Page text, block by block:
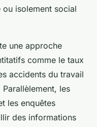
isolement social
une approche
comme le taux
accidents du travail
les
les enquêtes
des informations